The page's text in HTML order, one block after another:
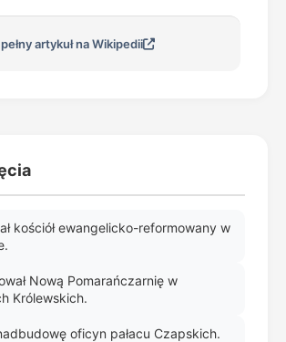
artykuł na Wikipedii
kościół ewangelicko-reformowany w
Nową Pomarańczarnię w
Królewskich.
oficyn pałacu Czapskich.